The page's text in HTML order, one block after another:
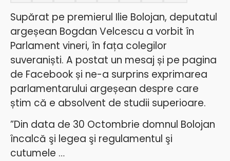
Supărat pe premierul Ilie Bolojan, deputatul
argeșean Bogdan Velcescu a vorbit în
Parlament vineri, în fața colegilor
suveraniști. A postat un mesaj și pe pagina
de Facebook și ne-a surprins exprimarea
parlamentarului argeșean despre care
știm că e absolvent de studii superioare.
”Din data de 30 Octombrie domnul Bolojan
încalcă şi legea şi regulamentul şi
cutumele …